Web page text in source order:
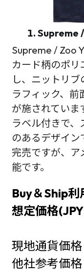
1. Supreme
Supreme / Zoo
カード柄のポリ
し、ニットリ
ラフィック、前
が施されていま
ラベル付きで
のあるデザイ
完売ですが、ア
能です。
Buy＆Ship利
想定価格
現地通貨価
他社参考価